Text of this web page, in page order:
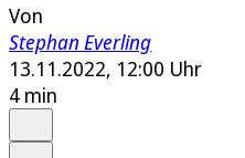
Von
Stephan Everling
13.11.2022, 12:00 Uhr
4 min